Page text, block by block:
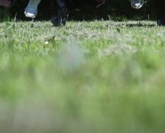
li
Kako je moguće
pozornici?
Eurosonga